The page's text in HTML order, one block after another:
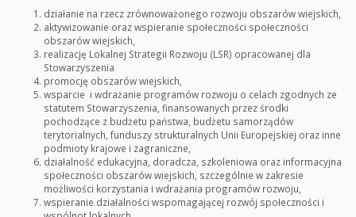
działanie na rzecz zrównoważonego rozwoju obszarów wiejskich,
aktywizowanie oraz wspieranie społeczności społeczności
obszarów wiejskich,
realizację Lokalnej Strategii Rozwoju (LSR) opracowanej dla
Stowarzyszenia
promocję obszarów wiejskich,
wsparcie i wdrażanie programów rozwoju o celach zgodnych ze
statutem Stowarzyszenia, finansowanych przez środki
pochodzące z budżetu państwa, budżetu samorządów
terytorialnych, funduszy strukturalnych Unii Europejskiej oraz inne
podmioty krajowe i zagraniczne,
działalność edukacyjna, doradcza, szkoleniowa oraz informacyjna
społeczności obszarów wiejskich, szczególnie w zakresie
możliwości korzystania i wdrażania programów rozwoju,
wspieranie działalności wspomagającej rozwój społeczności i